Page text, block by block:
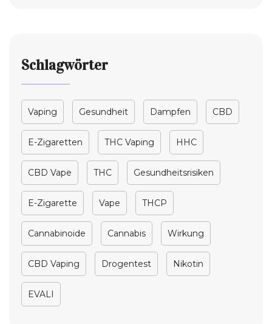
Schlagwörter
Vaping Gesundheit Dampfen CBD
E-Zigaretten THC Vaping HHC
CBD Vape THC Gesundheitsrisiken
E-Zigarette Vape THCP
Cannabinoide Cannabis Wirkung
CBD Vaping Drogentest Nikotin
EVALI